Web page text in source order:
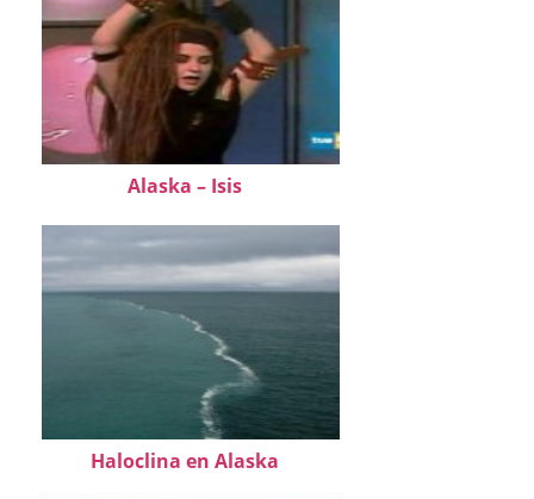
Alaska – Isis
Haloclina en Alaska